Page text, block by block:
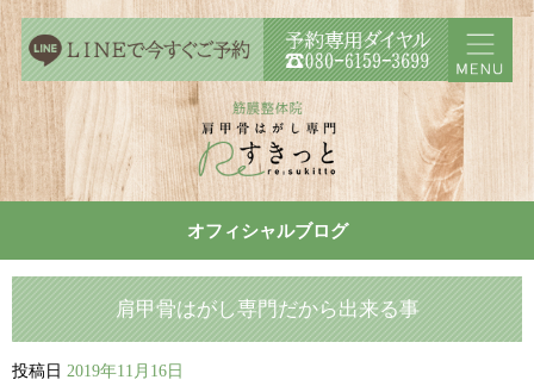
オフィシャルブログ
肩甲骨はがし専門だから出来る事
投稿日 2019年11月16日